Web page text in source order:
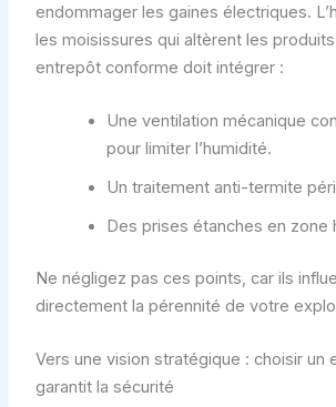
endommager les gaines électriques.
les moisissures qui altèrent les
entrepôt conforme doit intégrer :
Une ventilation mécanique
pour limiter l’humidité.
Un traitement anti-termite
Des prises étanches en zone
Ne négligez pas ces points, car ils
directement la pérennité de votre
Vers une vision stratégique : choisir un
garantit la sécurité